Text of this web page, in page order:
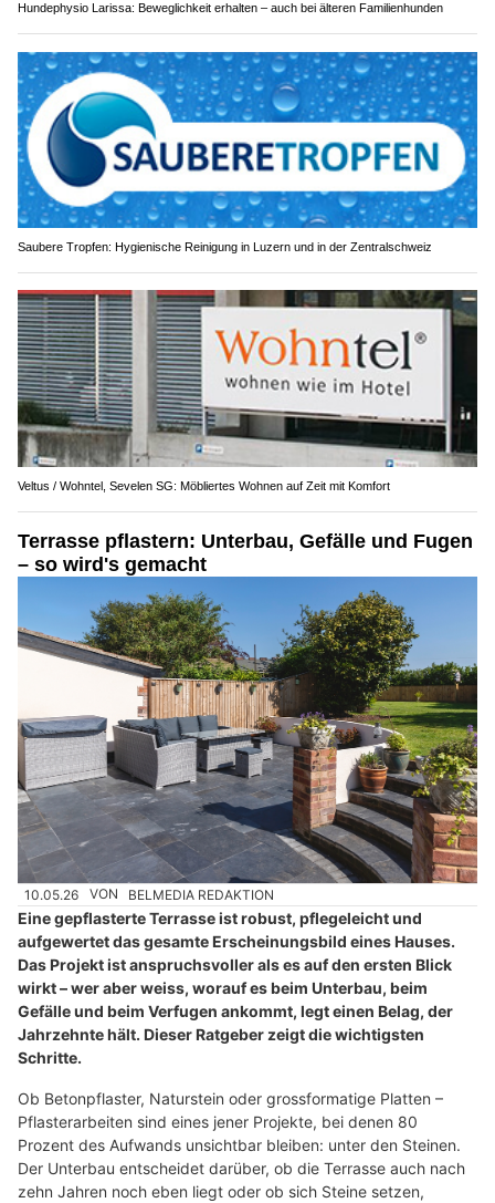
Hundephysio Larissa: Beweglichkeit erhalten – auch bei älteren Familienhunden
Saubere Tropfen: Hygienische Reinigung in Luzern und in der Zentralschweiz
Veltus / Wohntel, Sevelen SG: Möbliertes Wohnen auf Zeit mit Komfort
Terrasse pflastern: Unterbau, Gefälle und Fugen
– so wird's gemacht
10.05.26 VON BELMEDIA REDAKTION
Eine gepflasterte Terrasse ist robust, pflegeleicht und
aufgewertet das gesamte Erscheinungsbild eines Hauses.
Das Projekt ist anspruchsvoller als es auf den ersten Blick
wirkt – wer aber weiss, worauf es beim Unterbau, beim
Gefälle und beim Verfugen ankommt, legt einen Belag, der
Jahrzehnte hält. Dieser Ratgeber zeigt die wichtigsten
Schritte.
Ob Betonpflaster, Naturstein oder grossformatige Platten –
Pflasterarbeiten sind eines jener Projekte, bei denen 80
Prozent des Aufwands unsichtbar bleiben: unter den Steinen.
Der Unterbau entscheidet darüber, ob die Terrasse auch nach
zehn Jahren noch eben liegt oder ob sich Steine setzen,